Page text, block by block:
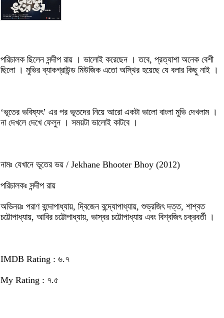
পরিচালক ছিলেন সন্দীপ রায় । ভালোই করেছেন । তবে, প্রত্যাশা অনেক বেশী
ছিলো । মুভির ব্যাকগ্রাউন্ড মিউজিক এতো অস্থির হয়েছে যে বলার কিছু নাই ।
‘ভূতের ভবিষ্যৎ’ এর পর ভূতদের নিয়ে আরো একটা ভালো বাংলা মুভি দেখলাম ।
না দেখলে দেখে ফেলুন । সময়টা ভালোই কাটবে ।
নামঃ যেখানে ভূতের ভয় / Jekhane Bhooter Bhoy (2012)
পরিচালকঃ সন্দীপ রায়
অভিনয়ঃ পরাণ বন্দোপাধ্যায়, দ্বিজেন বন্দ্যোপাধ্যায়, শুভ্রজিৎ দত্ত, শাশ্বত
চট্টোপাধ্যায়, আবির চট্টোপাধ্যায়, ভাস্বর চট্টোপাধ্যায় এবং বিশ্বজিৎ চক্রবর্তী ।
IMDB Rating : ৬.৭
My Rating : ৭.৫